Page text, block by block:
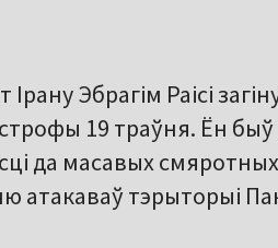
Ірану Эбрагім Раісі
19 траўня. Ён быў
да масавых
атакаваў тэрыторыі